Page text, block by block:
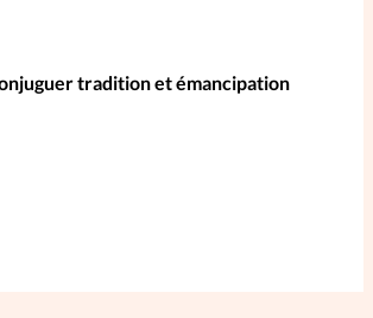
tradition et émancipation